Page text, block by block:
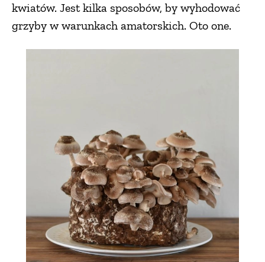
kwiatów. Jest kilka sposobów, by wyhodować
grzyby w warunkach amatorskich. Oto one.